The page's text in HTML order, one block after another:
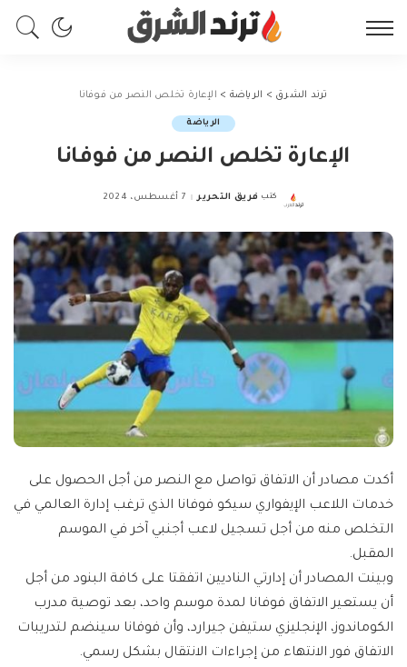
ترند الشرق > الرياضة > الإعارة تخلص النصر من فوفانا
الرياضة
الإعارة تخلص النصر من فوفانا
Posted
كتب فريق التحرير 7 أغسطس، 2024
أكدت مصادر أن الاتفاق تواصل مع النصر من أجل الحصول على
خدمات اللاعب الإيفواري سيكو فوفانا الذي ترغب إدارة العالمي في
التخلص منه من أجل تسجيل لاعب أجنبي آخر في الموسم
المقبل.
وبينت المصادر أن إدارتي الناديين اتفقتا على كافة البنود من أجل
أن يستعير الاتفاق فوفانا لمدة موسم واحد، بعد توصية مدرب
الكوماندوز، الإنجليزي ستيفن جيرارد، وأن فوفانا سينضم لتدريبات
الاتفاق فور الانتهاء من إجراءات الانتقال بشكل رسمي.